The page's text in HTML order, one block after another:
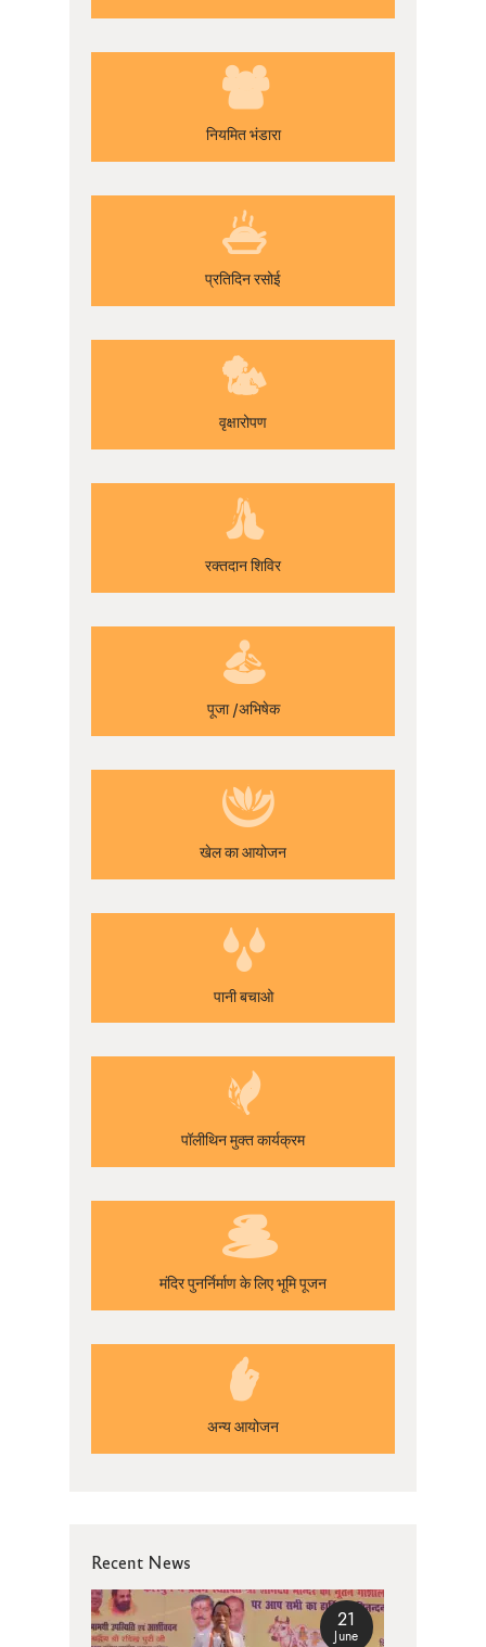
नियमित भंडारा
प्रतिदिन रसोई
वृक्षारोपण
रक्तदान शिविर
पूजा /अभिषेक
खेल का आयोजन
पानी बचाओ
पॉलीथिन मुक्त कार्यक्रम
मंदिर पुनर्निर्माण के लिए भूमि पूजन
अन्य आयोजन
Recent News
21
June